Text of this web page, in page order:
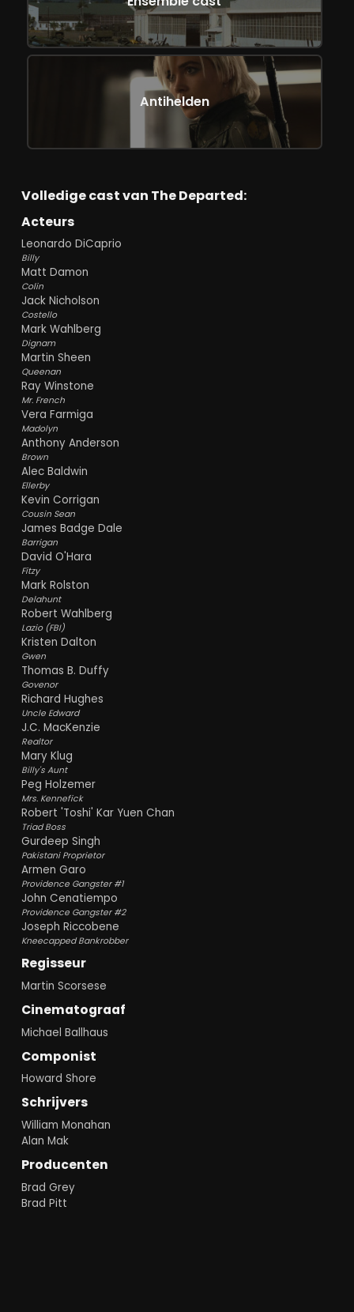
Antihelden
Volledige cast van The Departed:
Acteurs
Leonardo DiCaprio
Billy
Matt Damon
Colin
Jack Nicholson
Costello
Mark Wahlberg
Dignam
Martin Sheen
Queenan
Ray Winstone
Mr. French
Vera Farmiga
Madolyn
Anthony Anderson
Brown
Alec Baldwin
Ellerby
Kevin Corrigan
Cousin Sean
James Badge Dale
Barrigan
David O'Hara
Fitzy
Mark Rolston
Delahunt
Robert Wahlberg
Lazio (FBI)
Kristen Dalton
Gwen
Thomas B. Duffy
Govenor
Richard Hughes
Uncle Edward
J.C. MacKenzie
Realtor
Mary Klug
Billy's Aunt
Peg Holzemer
Mrs. Kennefick
Robert 'Toshi' Kar Yuen Chan
Triad Boss
Gurdeep Singh
Pakistani Proprietor
Armen Garo
Providence Gangster #1
John Cenatiempo
Providence Gangster #2
Joseph Riccobene
Kneecapped Bankrobber
Regisseur
Martin Scorsese
Cinematograaf
Michael Ballhaus
Componist
Howard Shore
Schrijvers
William Monahan
Alan Mak
Producenten
Brad Grey
Brad Pitt